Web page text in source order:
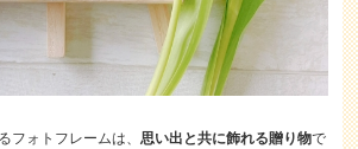
フォトフレームは、思い出と共に飾れる贈り物で